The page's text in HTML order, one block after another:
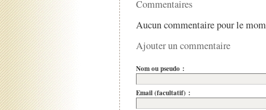
Commentaires
Aucun commentaire pour le
Ajouter un commentaire
Nom ou pseudo :
Email (facultatif) :